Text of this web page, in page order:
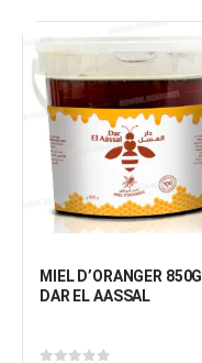
MIEL D’ORANGER 850G
DAR EL AASSAL